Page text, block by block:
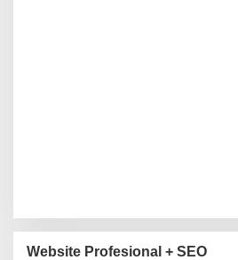
Website Profesional + SEO